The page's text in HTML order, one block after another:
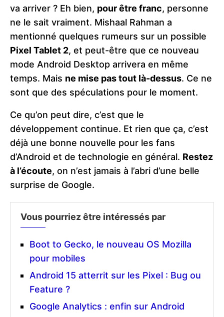
va arriver ? Eh bien, pour être franc, personne
ne le sait vraiment. Mishaal Rahman a
mentionné quelques rumeurs sur un possible
Pixel Tablet 2, et peut-être que ce nouveau
mode Android Desktop arrivera en même
temps. Mais ne mise pas tout là-dessus. Ce ne
sont que des spéculations pour le moment.
Ce qu’on peut dire, c’est que le
développement continue. Et rien que ça, c’est
déjà une bonne nouvelle pour les fans
d’Android et de technologie en général. Restez
à l’écoute, on n’est jamais à l’abri d’une belle
surprise de Google.
Vous pourriez être intéressés par
Boot to Gecko, le nouveau OS Mozilla
pour mobiles
Android 15 atterrit sur les Pixel : Bug ou
Feature ?
Google Analytics : enfin sur Android